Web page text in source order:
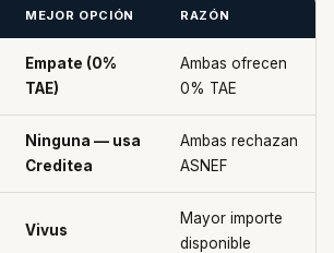
MEJOR OPCIÓN RAZÓN
Empate (0%
TAE)
Ambas ofrecen
0% TAE
Ninguna — usa
Creditea
Ambas rechazan
ASNEF
Vivus
Mayor importe
disponible